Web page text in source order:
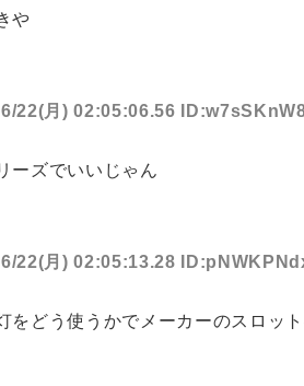
や
22(月) 02:05:06.56
ーズでいいじゃん
22(月) 02:05:13.28
をどう使うかでメーカーのスロッ